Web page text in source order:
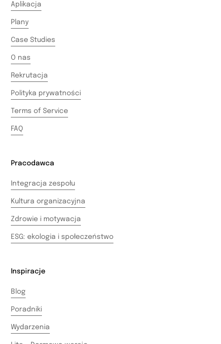
Aplikacja
Plany
Case Studies
O nas
Rekrutacja
Polityka prywatności
Terms of Service
FAQ
Pracodawca
Integracja zespołu
Kultura organizacyjna
Zdrowie i motywacja
ESG: ekologia i społeczeństwo
Inspiracje
Blog
Poradniki
Wydarzenia